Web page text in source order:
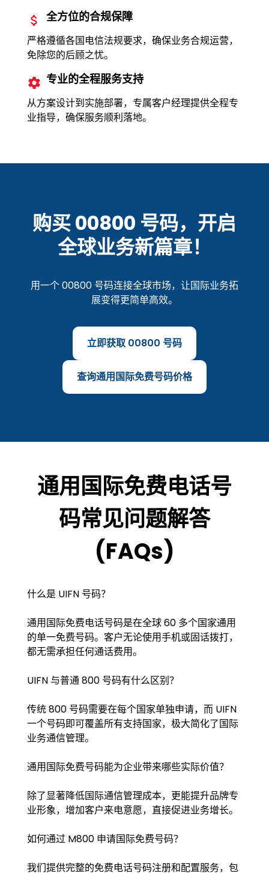
全方位的合规保障
严格遵循各国电信法规要求，确保业务合规运营，
免除您的后顾之忧。
专业的全程服务支持
从方案设计到实施部署，专属客户经理提供全程专
业指导，确保服务顺利落地。
购买 00800 号码，开启
全球业务新篇章！
用一个 00800 号码连接全球市场，让国际业务拓
展变得更简单高效。
立即获取 00800 号码
查询通用国际免费号码价格
通用国际免费电话号
码常见问题解答
(FAQs)
什么是 UIFN 号码？
通用国际免费电话号码是在全球 60 多个国家通用
的单一免费号码。客户无论使用手机或固话拨打，
都无需承担任何通话费用。
UIFN 与普通 800 号码有什么区别？
传统 800 号码需要在每个国家单独申请，而 UIFN
一个号码即可覆盖所有支持国家，极大简化了国际
业务通信管理。
通用国际免费号码能为企业带来哪些实际价值？
除了显著降低国际通信管理成本，更能提升品牌专
业形象，增加客户来电意愿，直接促进业务增长。
如何通过 M800 申请国际免费号码？
我们提供完整的免费电话号码注册和配置服务，包